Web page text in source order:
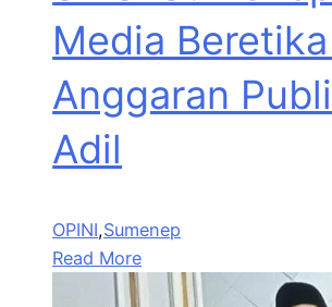
Media
Anggaran
Adil
OPINI,Sumenep
Read More